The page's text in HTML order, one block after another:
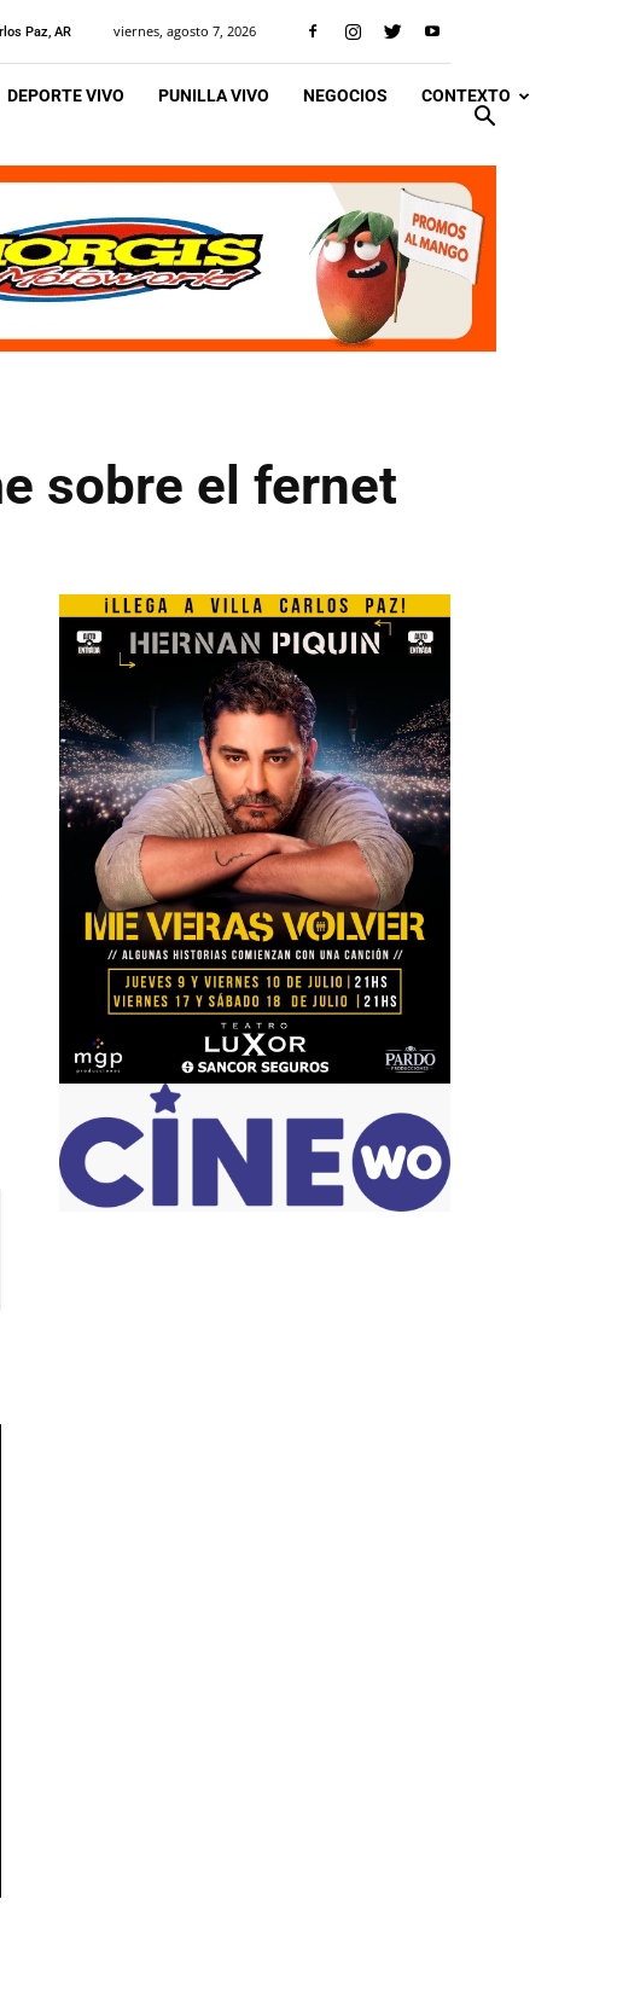
Paz, AR viernes, agosto 7, 2026
DEPORTE VIVO PUNILLA VIVO NEGOCIOS CONTEXTO
sobre el fernet